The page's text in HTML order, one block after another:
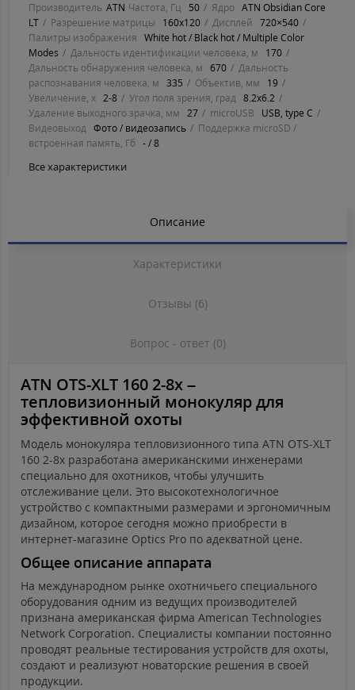
Производитель ATN Частота, Гц 50 Ядро ATN Obsidian Core
LT
Разрешение матрицы 160x120 Дисплей 720×540
Палитры изображения White hot / Black hot / Multiple Color
Modes
Дальность идентификации человека, м
170
Дальность обнаружения человека, м 670
Дальность
распознавания человека, м 335 Объектив, мм
19
Увеличение, х 2-8 Угол поля зрения, град 8.2x6.2
Удаление выходного зрачка, мм 27 microUSB
USB, type C
Видеовыход Фото / видеозапись
Поддержка microSD /
встроенная память, Гб - / 8
Все характеристики
Описание
Характеристики
Отзывы (6)
Вопрос - ответ (0)
ATN OTS-XLT 160 2-8x –
тепловизионный монокуляр для
эффективной охоты
Модель монокуляра тепловизионного типа ATN OTS-XLT
160 2-8x разработана американскими инженерами
специально для охотников, чтобы улучшить
отслеживание цели. Это высокотехнологичное
устройство с компактными размерами и эргономичным
дизайном, которое сегодня можно приобрести в
интернет-магазине Optics Pro по адекватной цене.
Общее описание аппарата
На международном рынке охотничьего специального
оборудования одним из ведущих производителей
признана американская фирма American Technologies
Network Corporation. Специалисты компании постоянно
проводят реальные тестирования устройств для охоты,
создают и реализуют новаторские решения в своей
продукции.